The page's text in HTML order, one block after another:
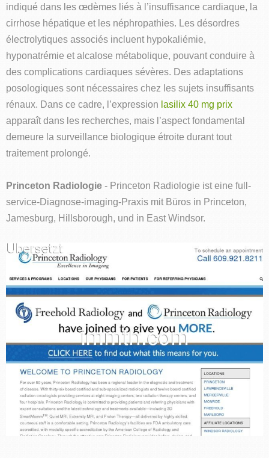
indiqué dans les œdèmes liés à l’insuffisance cardiaque, la
cirrhose hépatique et les néphropathies. Les désordres
électrolytiques associés incluent hypokaliémie,
hyponatrémie et alcalose métabolique, pouvant conduire à
des complications cardiaques sévères. Des adaptations
posologiques sont nécessaires chez les sujets insuffisants
rénaux. Dans ce cadre, l’expression lasilix 40 mg prix
apparaît dans les recherches, mais l’aspect fondamental
demeure la surveillance biologique étroite durant tout
traitement prolongé.
Princeton Radiologie - Princeton Radiologie ist eine full-
service-Diagnose-imaging-Praxis mit Büros in Princeton,
Jamesburg, Hillsborough, und in East Windsor.